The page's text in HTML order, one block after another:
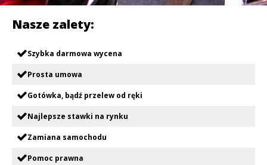
Nasze zalety:
Szybka darmowa wycena
Prosta umowa
Gotówka, bądź przelew od ręki
Najlepsze stawki na rynku
Zamiana samochodu
Pomoc prawna